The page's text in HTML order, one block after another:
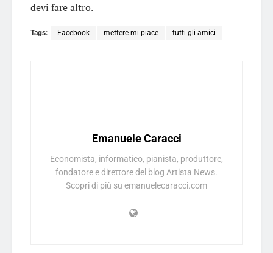
devi fare altro.
Tags: Facebook mettere mi piace tutti gli amici
Emanuele Caracci
Economista, informatico, pianista, produttore,
fondatore e direttore del blog Artista News.
Scopri di più su emanuelecaracci.com